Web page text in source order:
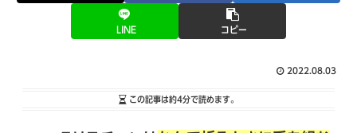
LINE コピー
2022.08.03
この記事は約4分で読めます。